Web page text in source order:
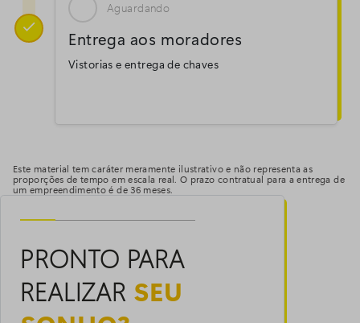

Aguardando
Entrega aos moradores
Vistorias e entrega de chaves
Este material tem caráter meramente ilustrativo e não representa as
proporções de tempo em escala real. O prazo contratual para a entrega de
um empreendimento é de 36 meses.
PRONTO PARA
REALIZAR SEU